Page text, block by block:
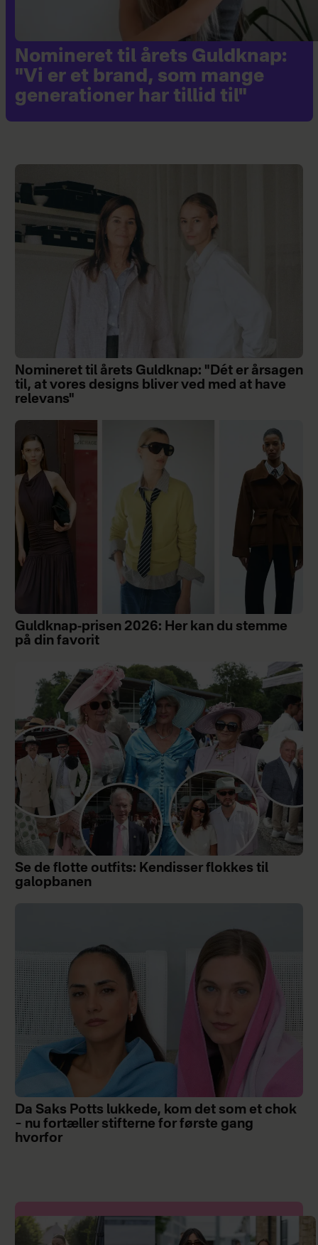
Nomineret til årets Guldknap:
"Vi er et brand, som mange
generationer har tillid til"
Nomineret til årets Guldknap: "Dét er årsagen
til, at vores designs bliver ved med at have
relevans"
Guldknap-prisen 2026: Her kan du stemme
på din favorit
Se de flotte outfits: Kendisser flokkes til
galopbanen
Da Saks Potts lukkede, kom det som et chok
– nu fortæller stifterne for første gang
hvorfor